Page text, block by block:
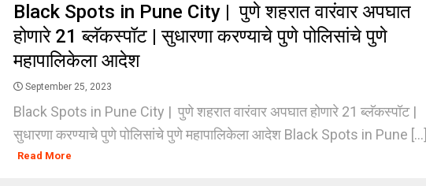
Black Spots in Pune City | पुणे शहरात वारंवार अपघात
होणारे 21 ब्लॅकस्पॉट | सुधारणा करण्याचे पुणे पोलिसांचे पुणे
महापालिकेला आदेश
September 25, 2023
Black Spots in Pune City | पुणे शहरात वारंवार अपघात होणारे 21 ब्लॅकस्पॉट |
सुधारणा करण्याचे पुणे पोलिसांचे पुणे महापालिकेला आदेश Black Spots in Pune [...]
Read More